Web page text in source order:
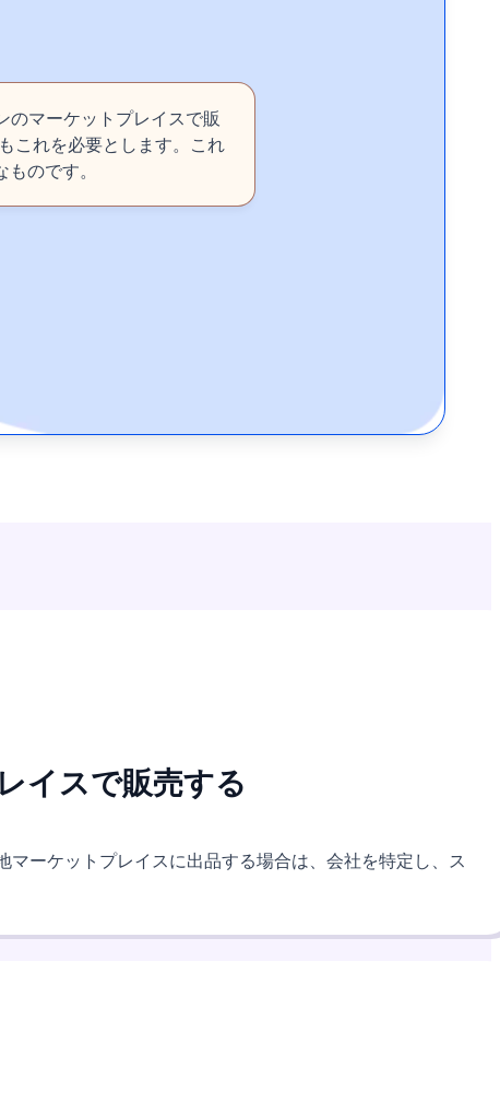
マーケットプレイスで販
これを必要とします。これ
のです。
イスで販売する
ーケットプレイスに出品する場合は、会社を特定し、ス